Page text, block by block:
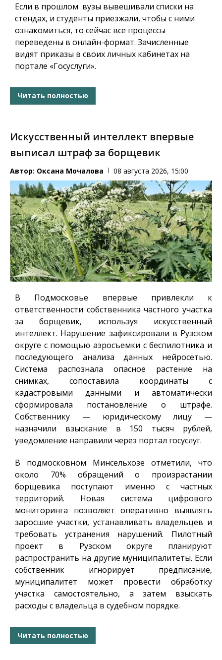
Если в прошлом вузы вывешивали списки на
стендах, и студенты приезжали, чтобы с ними
ознакомиться, то сейчас все процессы
переведены в онлайн-формат. Зачисленные
видят приказы в своих личных кабинетах на
портале «Госуслуги».
Читать полностью
Искусственный интеллект впервые
выписал штраф за борщевик
Автор: Оксана Мочалова 08 августа 2026, 15:00
В Подмосковье впервые привлекли к
ответственности собственника частного участка
за борщевик, используя искусственный
интеллект. Нарушение зафиксировали в Рузском
округе с помощью аэросъемки с беспилотника и
последующего анализа данных нейросетью.
Система распознала опасное растение на
снимках, сопоставила координаты с
кадастровыми данными и автоматически
сформировала постановление о штрафе.
Собственнику — юридическому лицу —
назначили взыскание в 150 тысяч рублей,
уведомление направили через портал госуслуг.
В подмосковном Минсельхозе отметили, что
около 70% обращений о произрастании
борщевика поступают именно с частных
территорий. Новая система цифрового
мониторинга позволяет оперативно выявлять
заросшие участки, устанавливать владельцев и
требовать устранения нарушений. Пилотный
проект в Рузском округе планируют
распространить на другие муниципалитеты. Если
собственник игнорирует предписание,
муниципалитет может провести обработку
участка самостоятельно, а затем взыскать
расходы с владельца в судебном порядке.
Читать полностью